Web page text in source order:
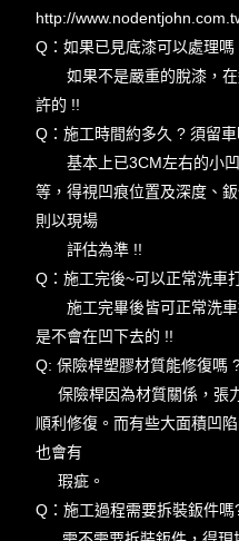
http://
Q ：如果已見底漆可以處理嗎
如果不是嚴重的脫漆，在
許的 !!
Q：施工時間約多久 ? 須留
基本上已3CM左右的小凹
等，得視凹痕位置及深度、
則以現場
評估為準 !!
Q：施工完後~可以正常洗車
施工完畢後皆可正常洗車
是不會在凹下去的 !!
Q: 保險桿塑膠材質能修復嗎
保險桿因為材質關係，張
順利修復。而有些大面積凹
也會有
瑕疵。
Q：施工過程需要拆裝鈑件嗎